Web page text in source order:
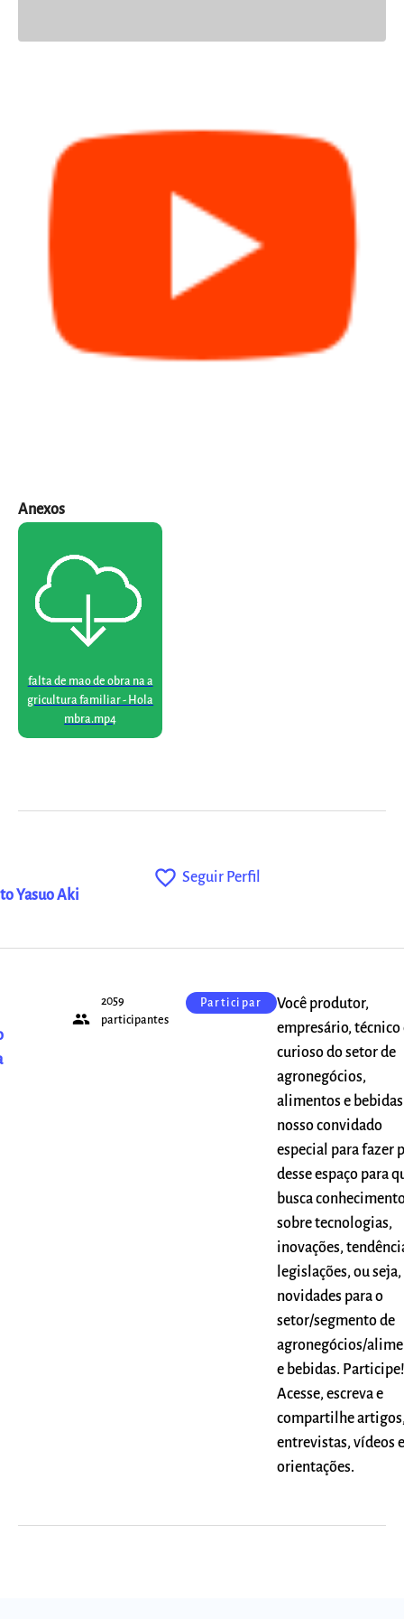
Anexos
falta de mao de obra na a
gricultura familiar - Hola
mbra.mp4
Yasuo Aki
favorite_outline Seguir Perfil
people
2059
participantes
Participar
Você produtor,
empresário, técnico
curioso do setor de
agronegócios,
alimentos e bebidas
nosso convidado
especial para fazer
desse espaço para
busca
sobre tecnologias,
inovações,
legislações, ou seja,
novidades para o
setor/segmento de
agronegócios/
e bebidas. Participe!
Acesse, escreva e
compartilhe
entrevistas, vídeos e
orientações.